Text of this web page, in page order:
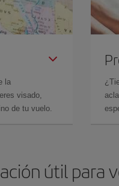
la
visado,
de tu vuelo.
útil para